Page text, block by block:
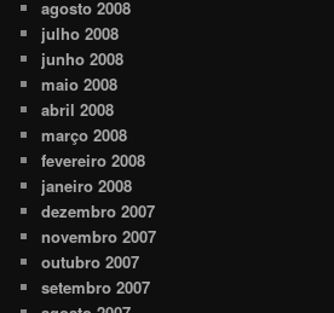
agosto 2008
julho 2008
junho 2008
maio 2008
abril 2008
março 2008
fevereiro 2008
janeiro 2008
dezembro 2007
novembro 2007
outubro 2007
setembro 2007